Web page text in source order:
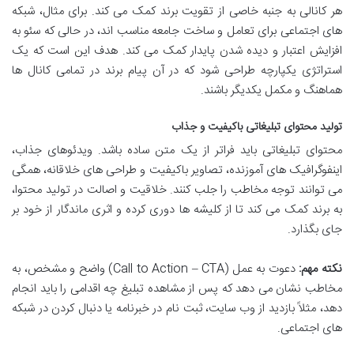
هر کانالی به جنبه خاصی از تقویت برند کمک می کند. برای مثال، شبکه
های اجتماعی برای تعامل و ساخت جامعه مناسب اند، در حالی که سئو به
افزایش اعتبار و دیده شدن پایدار کمک می کند. هدف این است که یک
استراتژی یکپارچه طراحی شود که در آن پیام برند در تمامی کانال ها
هماهنگ و مکمل یکدیگر باشند.
تولید محتوای تبلیغاتی باکیفیت و جذاب
محتوای تبلیغاتی باید فراتر از یک متن ساده باشد. ویدئوهای جذاب،
اینفوگرافیک های آموزنده، تصاویر باکیفیت و طراحی های خلاقانه، همگی
می توانند توجه مخاطب را جلب کنند. خلاقیت و اصالت در تولید محتوا،
به برند کمک می کند تا از کلیشه ها دوری کرده و اثری ماندگار از خود بر
جای بگذارد.
نکته مهم:
دعوت به عمل (Call to Action – CTA) واضح و مشخص، به
مخاطب نشان می دهد که پس از مشاهده تبلیغ چه اقدامی را باید انجام
دهد، مثلاً بازدید از وب سایت، ثبت نام در خبرنامه یا دنبال کردن در شبکه
های اجتماعی.